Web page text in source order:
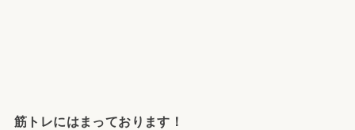
筋トレにはまっております！